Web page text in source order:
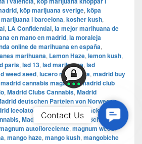
, köp marijuana sverige, köpa
i barcelona, kosher kush,
, LA Confidential, la mejor marihuana de
en mano en madrid, la moraleja
online de marihuana en españa,
marihuana, Lemon Haze, lemon kush,
paris, lsd 13, lsd marihuana, lsd
weed seed, lucero marihuana, madrid buy
madrid cannabis magazine,madrid club
, Madrid Clubs Cannabis, Madrid
deutschen Parteien von Norwegen
iceolator madrid iceolator jack herer,
, Madrid Sex ,Madrid thc Schokolade
autofloreciente, magnum weed,
, mango haze, mango kush, mangobiche
Us
Contact Us